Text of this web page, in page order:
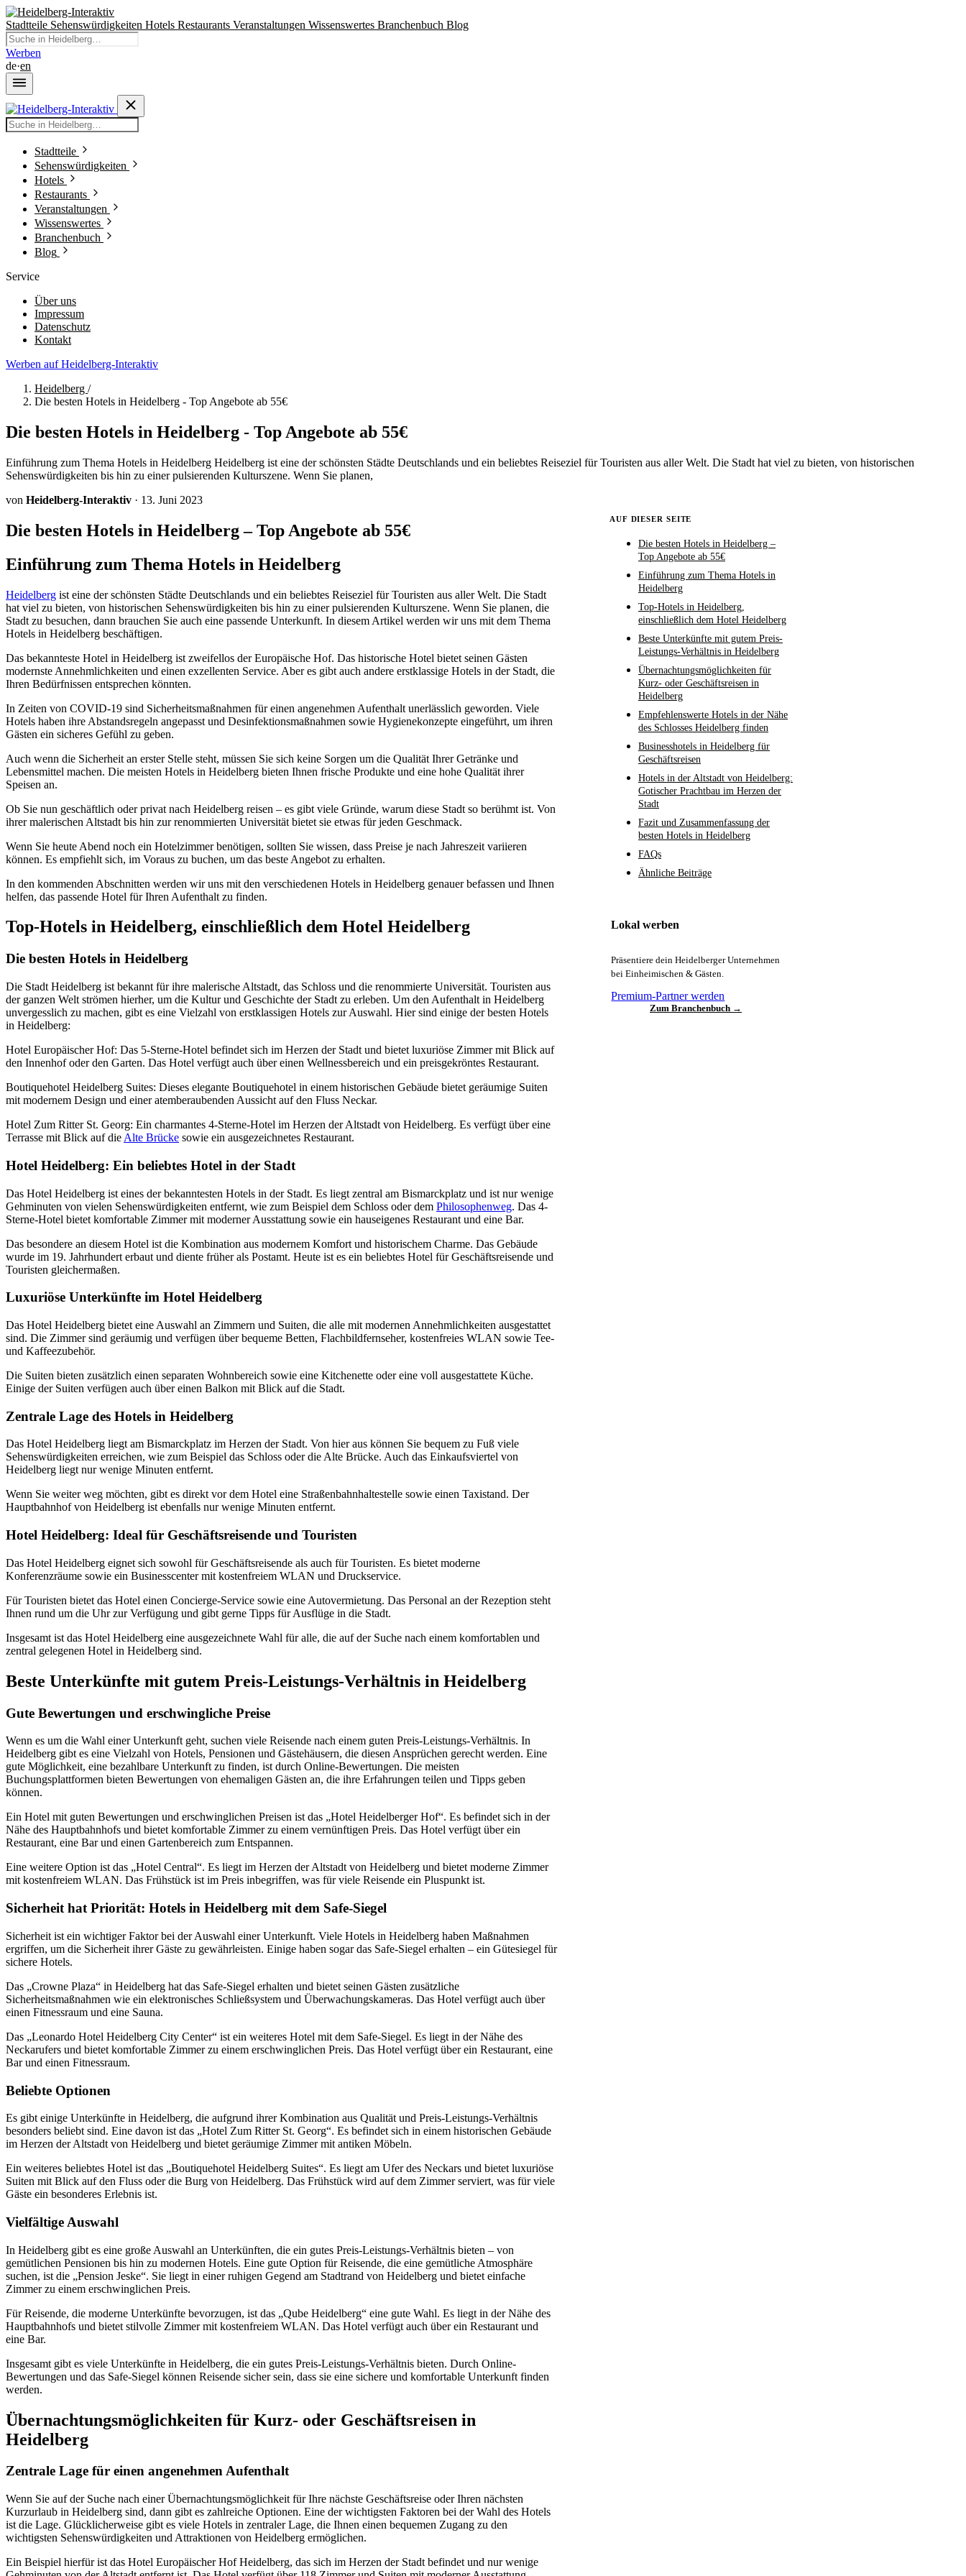
Stadtteile Sehenswürdigkeiten Hotels Restaurants Veranstaltungen Wissenswertes Branchenbuch Blog
Werben
de·en
Stadtteile
Sehenswürdigkeiten
Hotels
Restaurants
Veranstaltungen
Wissenswertes
Branchenbuch
Blog
Service
Über uns
Impressum
Datenschutz
Kontakt
Werben auf Heidelberg-Interaktiv
Heidelberg /
Die besten Hotels in Heidelberg - Top Angebote ab 55€
Die besten Hotels in Heidelberg - Top Angebote ab 55€
Einführung zum Thema Hotels in Heidelberg Heidelberg ist eine der schönsten Städte Deutschlands und ein beliebtes Reiseziel für Touristen aus aller Welt. Die Stadt hat viel zu bieten, von historischen
Sehenswürdigkeiten bis hin zu einer pulsierenden Kulturszene. Wenn Sie planen,
von Heidelberg-Interaktiv · 13. Juni 2023
Die besten Hotels in Heidelberg – Top Angebote ab 55€
Einführung zum Thema Hotels in Heidelberg
Heidelberg ist eine der schönsten Städte Deutschlands und ein beliebtes Reiseziel für Touristen aus aller Welt. Die Stadt
hat viel zu bieten, von historischen Sehenswürdigkeiten bis hin zu einer pulsierenden Kulturszene. Wenn Sie planen, die
Stadt zu besuchen, dann brauchen Sie auch eine passende Unterkunft. In diesem Artikel werden wir uns mit dem Thema
Hotels in Heidelberg beschäftigen.
Das bekannteste Hotel in Heidelberg ist zweifellos der Europäische Hof. Das historische Hotel bietet seinen Gästen
modernste Annehmlichkeiten und einen exzellenten Service. Aber es gibt auch andere erstklassige Hotels in der Stadt, die
Ihren Bedürfnissen entsprechen könnten.
In Zeiten von COVID-19 sind Sicherheitsmaßnahmen für einen angenehmen Aufenthalt unerlässlich geworden. Viele
Hotels haben ihre Abstandsregeln angepasst und Desinfektionsmaßnahmen sowie Hygienekonzepte eingeführt, um ihren
Gästen ein sicheres Gefühl zu geben.
Auch wenn die Sicherheit an erster Stelle steht, müssen Sie sich keine Sorgen um die Qualität Ihrer Getränke und
Lebensmittel machen. Die meisten Hotels in Heidelberg bieten Ihnen frische Produkte und eine hohe Qualität ihrer
Speisen an.
Ob Sie nun geschäftlich oder privat nach Heidelberg reisen – es gibt viele Gründe, warum diese Stadt so berühmt ist. Von
ihrer malerischen Altstadt bis hin zur renommierten Universität bietet sie etwas für jeden Geschmack.
Wenn Sie heute Abend noch ein Hotelzimmer benötigen, sollten Sie wissen, dass Preise je nach Jahreszeit variieren
können. Es empfiehlt sich, im Voraus zu buchen, um das beste Angebot zu erhalten.
In den kommenden Abschnitten werden wir uns mit den verschiedenen Hotels in Heidelberg genauer befassen und Ihnen
helfen, das passende Hotel für Ihren Aufenthalt zu finden.
Top-Hotels in Heidelberg, einschließlich dem Hotel Heidelberg
Die besten Hotels in Heidelberg
Die Stadt Heidelberg ist bekannt für ihre malerische Altstadt, das Schloss und die renommierte Universität. Touristen aus
der ganzen Welt strömen hierher, um die Kultur und Geschichte der Stadt zu erleben. Um den Aufenthalt in Heidelberg
unvergesslich zu machen, gibt es eine Vielzahl von erstklassigen Hotels zur Auswahl. Hier sind einige der besten Hotels
in Heidelberg:
Hotel Europäischer Hof: Das 5-Sterne-Hotel befindet sich im Herzen der Stadt und bietet luxuriöse Zimmer mit Blick auf
den Innenhof oder den Garten. Das Hotel verfügt auch über einen Wellnessbereich und ein preisgekröntes Restaurant.
Boutiquehotel Heidelberg Suites: Dieses elegante Boutiquehotel in einem historischen Gebäude bietet geräumige Suiten
mit modernem Design und einer atemberaubenden Aussicht auf den Fluss Neckar.
Hotel Zum Ritter St. Georg: Ein charmantes 4-Sterne-Hotel im Herzen der Altstadt von Heidelberg. Es verfügt über eine
Terrasse mit Blick auf die Alte Brücke sowie ein ausgezeichnetes Restaurant.
Hotel Heidelberg: Ein beliebtes Hotel in der Stadt
Das Hotel Heidelberg ist eines der bekanntesten Hotels in der Stadt. Es liegt zentral am Bismarckplatz und ist nur wenige
Gehminuten von vielen Sehenswürdigkeiten entfernt, wie zum Beispiel dem Schloss oder dem Philosophenweg. Das 4-
Sterne-Hotel bietet komfortable Zimmer mit moderner Ausstattung sowie ein hauseigenes Restaurant und eine Bar.
Das besondere an diesem Hotel ist die Kombination aus modernem Komfort und historischem Charme. Das Gebäude
wurde im 19. Jahrhundert erbaut und diente früher als Postamt. Heute ist es ein beliebtes Hotel für Geschäftsreisende und
Touristen gleichermaßen.
Luxuriöse Unterkünfte im Hotel Heidelberg
Das Hotel Heidelberg bietet eine Auswahl an Zimmern und Suiten, die alle mit modernen Annehmlichkeiten ausgestattet
sind. Die Zimmer sind geräumig und verfügen über bequeme Betten, Flachbildfernseher, kostenfreies WLAN sowie Tee-
und Kaffeezubehör.
Die Suiten bieten zusätzlich einen separaten Wohnbereich sowie eine Kitchenette oder eine voll ausgestattete Küche.
Einige der Suiten verfügen auch über einen Balkon mit Blick auf die Stadt.
Zentrale Lage des Hotels in Heidelberg
Das Hotel Heidelberg liegt am Bismarckplatz im Herzen der Stadt. Von hier aus können Sie bequem zu Fuß viele
Sehenswürdigkeiten erreichen, wie zum Beispiel das Schloss oder die Alte Brücke. Auch das Einkaufsviertel von
Heidelberg liegt nur wenige Minuten entfernt.
Wenn Sie weiter weg möchten, gibt es direkt vor dem Hotel eine Straßenbahnhaltestelle sowie einen Taxistand. Der
Hauptbahnhof von Heidelberg ist ebenfalls nur wenige Minuten entfernt.
Hotel Heidelberg: Ideal für Geschäftsreisende und Touristen
Das Hotel Heidelberg eignet sich sowohl für Geschäftsreisende als auch für Touristen. Es bietet moderne
Konferenzräume sowie ein Businesscenter mit kostenfreiem WLAN und Druckservice.
Für Touristen bietet das Hotel einen Concierge-Service sowie eine Autovermietung. Das Personal an der Rezeption steht
Ihnen rund um die Uhr zur Verfügung und gibt gerne Tipps für Ausflüge in die Stadt.
Insgesamt ist das Hotel Heidelberg eine ausgezeichnete Wahl für alle, die auf der Suche nach einem komfortablen und
zentral gelegenen Hotel in Heidelberg sind.
Beste Unterkünfte mit gutem Preis-Leistungs-Verhältnis in Heidelberg
Gute Bewertungen und erschwingliche Preise
Wenn es um die Wahl einer Unterkunft geht, suchen viele Reisende nach einem guten Preis-Leistungs-Verhältnis. In
Heidelberg gibt es eine Vielzahl von Hotels, Pensionen und Gästehäusern, die diesen Ansprüchen gerecht werden. Eine
gute Möglichkeit, eine bezahlbare Unterkunft zu finden, ist durch Online-Bewertungen. Die meisten
Buchungsplattformen bieten Bewertungen von ehemaligen Gästen an, die ihre Erfahrungen teilen und Tipps geben
können.
Ein Hotel mit guten Bewertungen und erschwinglichen Preisen ist das „Hotel Heidelberger Hof“. Es befindet sich in der
Nähe des Hauptbahnhofs und bietet komfortable Zimmer zu einem vernünftigen Preis. Das Hotel verfügt über ein
Restaurant, eine Bar und einen Gartenbereich zum Entspannen.
Eine weitere Option ist das „Hotel Central“. Es liegt im Herzen der Altstadt von Heidelberg und bietet moderne Zimmer
mit kostenfreiem WLAN. Das Frühstück ist im Preis inbegriffen, was für viele Reisende ein Pluspunkt ist.
Sicherheit hat Priorität: Hotels in Heidelberg mit dem Safe-Siegel
Sicherheit ist ein wichtiger Faktor bei der Auswahl einer Unterkunft. Viele Hotels in Heidelberg haben Maßnahmen
ergriffen, um die Sicherheit ihrer Gäste zu gewährleisten. Einige haben sogar das Safe-Siegel erhalten – ein Gütesiegel für
sichere Hotels.
Das „Crowne Plaza“ in Heidelberg hat das Safe-Siegel erhalten und bietet seinen Gästen zusätzliche
Sicherheitsmaßnahmen wie ein elektronisches Schließsystem und Überwachungskameras. Das Hotel verfügt auch über
einen Fitnessraum und eine Sauna.
Das „Leonardo Hotel Heidelberg City Center“ ist ein weiteres Hotel mit dem Safe-Siegel. Es liegt in der Nähe des
Neckarufers und bietet komfortable Zimmer zu einem erschwinglichen Preis. Das Hotel verfügt über ein Restaurant, eine
Bar und einen Fitnessraum.
Beliebte Optionen
Es gibt einige Unterkünfte in Heidelberg, die aufgrund ihrer Kombination aus Qualität und Preis-Leistungs-Verhältnis
besonders beliebt sind. Eine davon ist das „Hotel Zum Ritter St. Georg“. Es befindet sich in einem historischen Gebäude
im Herzen der Altstadt von Heidelberg und bietet geräumige Zimmer mit antiken Möbeln.
Ein weiteres beliebtes Hotel ist das „Boutiquehotel Heidelberg Suites“. Es liegt am Ufer des Neckars und bietet luxuriöse
Suiten mit Blick auf den Fluss oder die Burg von Heidelberg. Das Frühstück wird auf dem Zimmer serviert, was für viele
Gäste ein besonderes Erlebnis ist.
Vielfältige Auswahl
In Heidelberg gibt es eine große Auswahl an Unterkünften, die ein gutes Preis-Leistungs-Verhältnis bieten – von
gemütlichen Pensionen bis hin zu modernen Hotels. Eine gute Option für Reisende, die eine gemütliche Atmosphäre
suchen, ist die „Pension Jeske“. Sie liegt in einer ruhigen Gegend am Stadtrand von Heidelberg und bietet einfache
Zimmer zu einem erschwinglichen Preis.
Für Reisende, die moderne Unterkünfte bevorzugen, ist das „Qube Heidelberg“ eine gute Wahl. Es liegt in der Nähe des
Hauptbahnhofs und bietet stilvolle Zimmer mit kostenfreiem WLAN. Das Hotel verfügt auch über ein Restaurant und
eine Bar.
Insgesamt gibt es viele Unterkünfte in Heidelberg, die ein gutes Preis-Leistungs-Verhältnis bieten. Durch Online-
Bewertungen und das Safe-Siegel können Reisende sicher sein, dass sie eine sichere und komfortable Unterkunft finden
werden.
Übernachtungsmöglichkeiten für Kurz- oder Geschäftsreisen in
Heidelberg
Zentrale Lage für einen angenehmen Aufenthalt
Wenn Sie auf der Suche nach einer Übernachtungsmöglichkeit für Ihre nächste Geschäftsreise oder Ihren nächsten
Kurzurlaub in Heidelberg sind, dann gibt es zahlreiche Optionen. Eine der wichtigsten Faktoren bei der Wahl des Hotels
ist die Lage. Glücklicherweise gibt es viele Hotels in zentraler Lage, die Ihnen einen bequemen Zugang zu den
wichtigsten Sehenswürdigkeiten und Attraktionen von Heidelberg ermöglichen.
Ein Beispiel hierfür ist das Hotel Europäischer Hof Heidelberg, das sich im Herzen der Stadt befindet und nur wenige
AUF DIESER SEITE
Die besten Hotels in Heidelberg –
Top Angebote ab 55€
Einführung zum Thema Hotels in
Heidelberg
Top-Hotels in Heidelberg,
einschließlich dem Hotel Heidelberg
Beste Unterkünfte mit gutem Preis-
Leistungs-Verhältnis in Heidelberg
Übernachtungsmöglichkeiten für
Kurz- oder Geschäftsreisen in
Heidelberg
Empfehlenswerte Hotels in der Nähe
des Schlosses Heidelberg finden
Businesshotels in Heidelberg für
Geschäftsreisen
Hotels in der Altstadt von Heidelberg:
Gotischer Prachtbau im Herzen der
Stadt
Fazit und Zusammenfassung der
besten Hotels in Heidelberg
FAQs
Ähnliche Beiträge
Lokal werben
Präsentiere dein Heidelberger Unternehmen
bei Einheimischen & Gästen.
Premium-Partner werden
Zum Branchenbuch →